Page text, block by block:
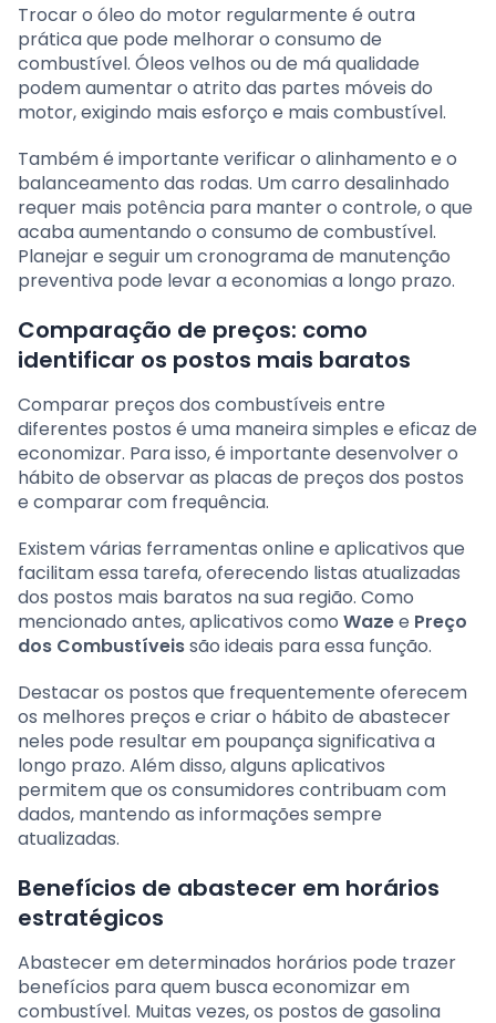
Trocar o óleo do motor regularmente é outra
prática que pode melhorar o consumo de
combustível. Óleos velhos ou de má qualidade
podem aumentar o atrito das partes móveis do
motor, exigindo mais esforço e mais combustível.
Também é importante verificar o alinhamento e o
balanceamento das rodas. Um carro desalinhado
requer mais potência para manter o controle, o que
acaba aumentando o consumo de combustível.
Planejar e seguir um cronograma de manutenção
preventiva pode levar a economias a longo prazo.
Comparação de preços: como
identificar os postos mais baratos
Comparar preços dos combustíveis entre
diferentes postos é uma maneira simples e eficaz de
economizar. Para isso, é importante desenvolver o
hábito de observar as placas de preços dos postos
e comparar com frequência.
Existem várias ferramentas online e aplicativos que
facilitam essa tarefa, oferecendo listas atualizadas
dos postos mais baratos na sua região. Como
mencionado antes, aplicativos como Wazee Preço
dos Combustíveissão ideais para essa função.
Destacar os postos que frequentemente oferecem
os melhores preços e criar o hábito de abastecer
neles pode resultar em poupança significativa a
longo prazo. Além disso, alguns aplicativos
permitem que os consumidores contribuam com
dados, mantendo as informações sempre
atualizadas.
Benefícios de abastecer em horários
estratégicos
Abastecer em determinados horários pode trazer
benefícios para quem busca economizar em
combustível. Muitas vezes, os postos de gasolina